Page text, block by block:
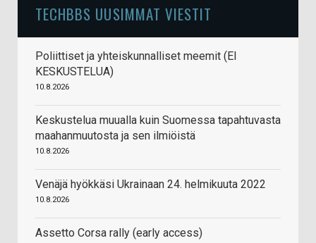
TECHBBS UUSIMMAT VIESTIT
Poliittiset ja yhteiskunnalliset meemit (EI
KESKUSTELUA)
10.8.2026
Keskustelua muualla kuin Suomessa tapahtuvasta
maahanmuutosta ja sen ilmiöistä
10.8.2026
Venäjä hyökkäsi Ukrainaan 24. helmikuuta 2022
10.8.2026
Assetto Corsa rally (early access)